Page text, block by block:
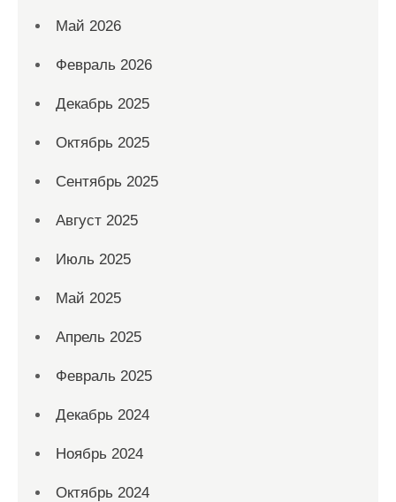
Май 2026
Февраль 2026
Декабрь 2025
Октябрь 2025
Сентябрь 2025
Август 2025
Июль 2025
Май 2025
Апрель 2025
Февраль 2025
Декабрь 2024
Ноябрь 2024
Октябрь 2024